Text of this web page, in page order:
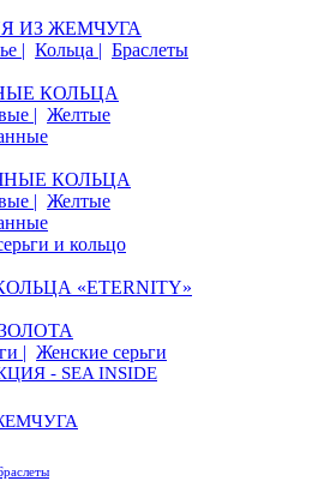
ИЗ ЖЕМЧУГА
| Кольца | Браслеты
КОЛЬЦА
| Желтые
КОЛЬЦА
| Желтые
и кольцо
«ETERNITY»
| Женские серьги
- SEA INSIDE